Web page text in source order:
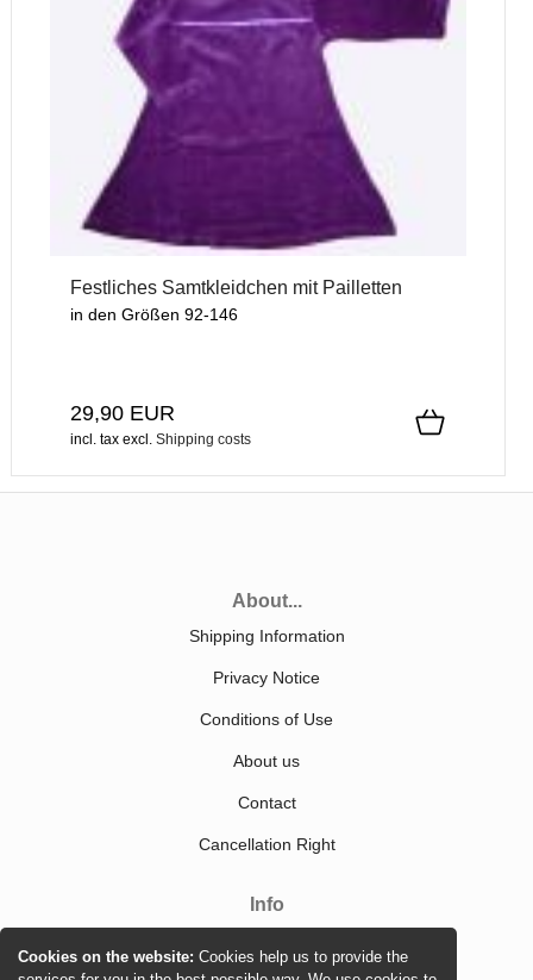
Cookies on the website:Cookies help us to provide the
Festliches Samtkleidchen mit Pailletten
in den Größen 92-146
29,90 EUR
incl. tax excl. Shipping costs
About...
Shipping Information
Privacy Notice
Conditions of Use
About us
Contact
Cancellation Right
Info